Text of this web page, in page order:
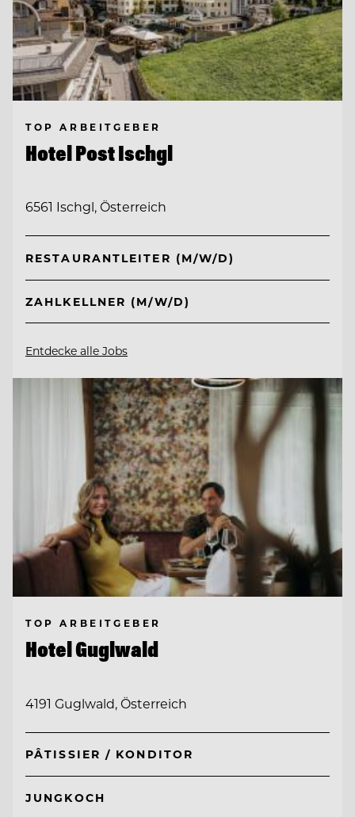
TOP ARBEITGEBER
Hotel Post Ischgl
6561 Ischgl, Österreich
RESTAURANTLEITER (M/W/D)
ZAHLKELLNER (M/W/D)
Entdecke alle Jobs
TOP ARBEITGEBER
Hotel Guglwald
4191 Guglwald, Österreich
PÂTISSIER / KONDITOR
JUNGKOCH